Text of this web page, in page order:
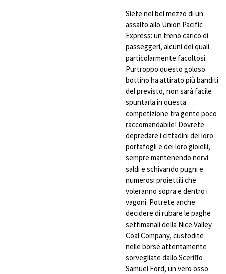
Siete nel bel mezzo di un
assalto allo Union Pacific
Express: un treno carico di
passeggeri, alcuni dei quali
particolarmente facoltosi.
Purtroppo questo goloso
bottino ha attirato più banditi
del previsto, non sarà facile
spuntarla in questa
competizione tra gente poco
raccomandabile! Dovrete
depredare i cittadini dei loro
portafogli e dei loro gioielli,
sempre mantenendo nervi
saldi e schivando pugni e
numerosi proiettili che
voleranno sopra e dentro i
vagoni. Potrete anche
decidere di rubare le paghe
settimanali della Nice Valley
Coal Company, custodite
nelle borse attentamente
sorvegliate dallo Sceriffo
Samuel Ford, un vero osso